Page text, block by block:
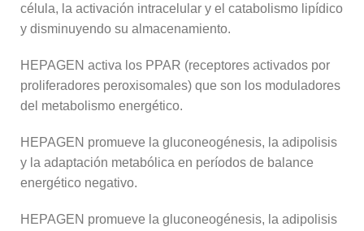
célula, la activación intracelular y el catabolismo lipídico
y disminuyendo su almacenamiento.
HEPAGEN activa los PPAR (receptores activados por
proliferadores peroxisomales) que son los moduladores
del metabolismo energético.
HEPAGEN promueve la gluconeogénesis, la adipolisis
y la adaptación metabólica en períodos de balance
energético negativo.
HEPAGEN promueve la gluconeogénesis, la adipolisis